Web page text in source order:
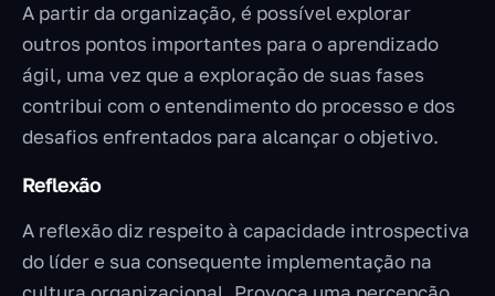
A partir da organização, é possível explorar
outros pontos importantes para o aprendizado
ágil, uma vez que a exploração de suas fases
contribui com o entendimento do processo e dos
desafios enfrentados para alcançar o objetivo.
Reflexão
A reflexão diz respeito à capacidade introspectiva
do líder e sua consequente implementação na